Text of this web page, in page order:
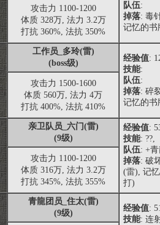
队伍:
掉落: 毒
记忆的书
攻击力 1100-1200
体质 328万, 法力 3.2万
打抗 360%, 法抗 350%
工作员_多玲(雷)
(boss级)
经验值:
技能:
队伍:
掉落: 碎
记忆的
攻击力 1500-1600
体质 560万, 法力 4万
打抗 400%, 法抗 410%
亲卫队员_六门(雷)
(9级)
经验值:
技能: ??,
队伍: +
掉落: 破
(雷), 记
打)
攻击力 1100-1200
体质 316万, 法力 3.2万
打抗 345%, 法抗 355%
青龍团员_住太(雷)
(9级)
经验值:
技能: 连